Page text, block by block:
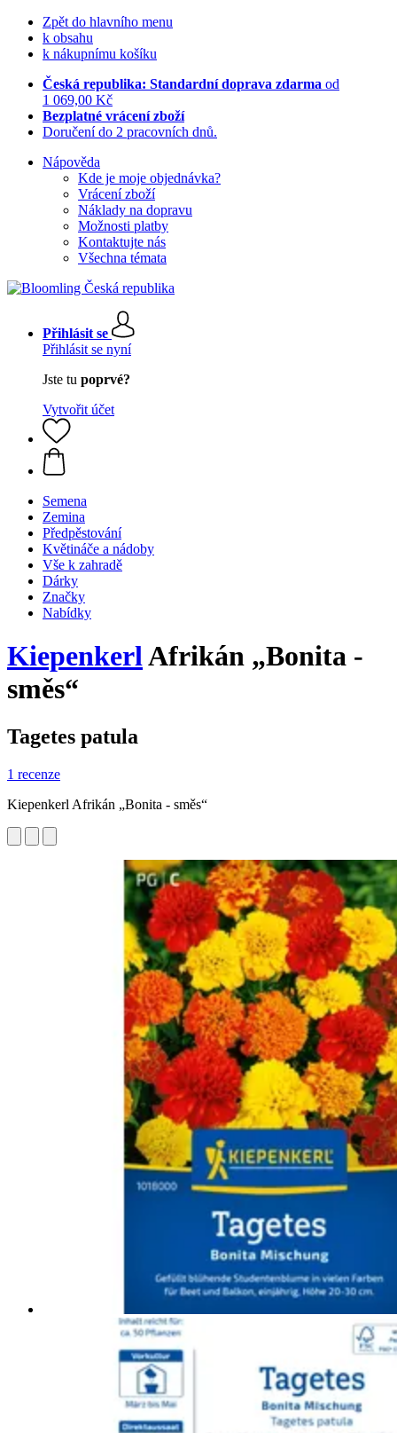
Zpět do hlavního menu
k obsahu
k nákupnímu košíku
Česká republika: Standardní doprava zdarma od
1 069,00 Kč
Bezplatné vrácení zboží
Doručení do 2 pracovních dnů.
Nápověda
Kde je moje objednávka?
Vrácení zboží
Náklady na dopravu
Možnosti platby
Kontaktujte nás
Všechna témata
Přihlásit se
Přihlásit se nyní
Jste tu poprvé?
Vytvořit účet
Semena
Zemina
Předpěstování
Květináče a nádoby
Vše k zahradě
Dárky
Značky
Nabídky
KiepenkerlAfrikán „Bonita -
směs“
Tagetes patula
1 recenze
Kiepenkerl Afrikán „Bonita - směs“